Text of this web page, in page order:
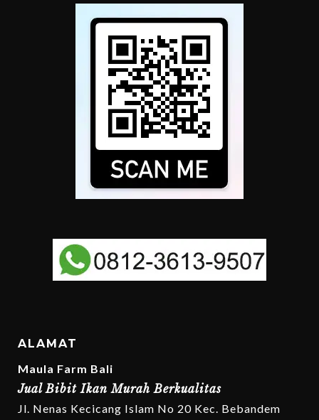
ALAMAT
Maula Farm Bali
Jual Bibit Ikan Murah Berkualitas
Jl. Nenas Kecicang Islam No 20 Kec. Bebandem